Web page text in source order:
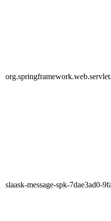
slaask-message-spk-7dae3ad0-